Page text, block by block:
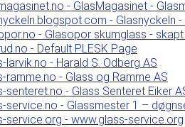
- GlasMagasinet -
- Glasnyckeln -
- Glasopor skumglass -
- Default PLESK Page
larvik.no - Harald S. Odberg AS
ramme.no - Glass og Ramme AS
senteret.no - Glass Senteret Eiker
service.no - Glassmester 1 –
service.org - www.glass-service.org